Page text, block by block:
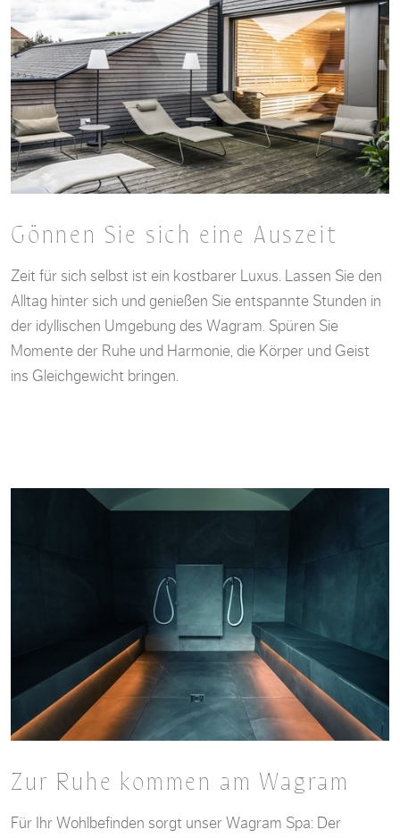
Gönnen Sie sich eine Auszeit
Zeit für sich selbst ist ein kostbarer Luxus. Lassen Sie den
Alltag hinter sich und genießen Sie entspannte Stunden in
der idyllischen Umgebung des Wagram. Spüren Sie
Momente der Ruhe und Harmonie, die Körper und Geist
ins Gleichgewicht bringen.
Zur Ruhe kommen am Wagram
Für Ihr Wohlbefinden sorgt unser Wagram Spa: Der